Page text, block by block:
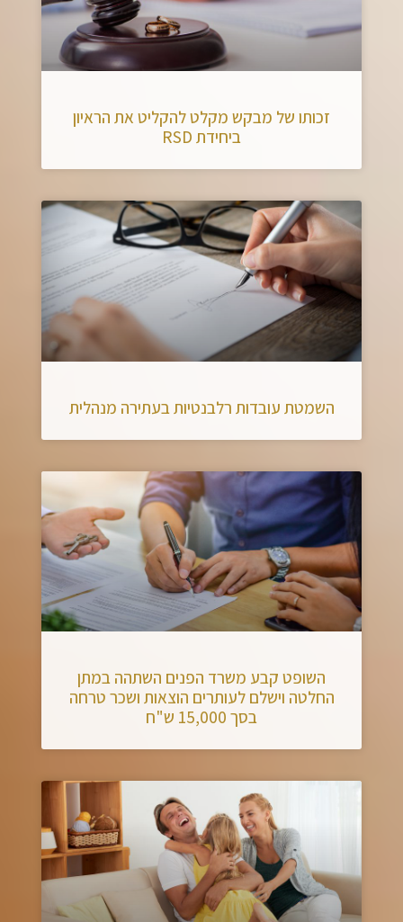
זכותו של מבקש מקלט להקליט את הראיון
ביחידת RSD
השמטת עובדות רלבנטיות בעתירה מנהלית
השופט קבע משרד הפנים השתהה במתן
החלטה וישלם לעותרים הוצאות ושכר טרחה
בסך 15,000 ש"ח